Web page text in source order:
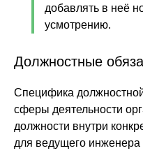
добавлять в неё
усмотрению.
Должностные
Специфика
сферы деятельности
должности внутри
для ведущего